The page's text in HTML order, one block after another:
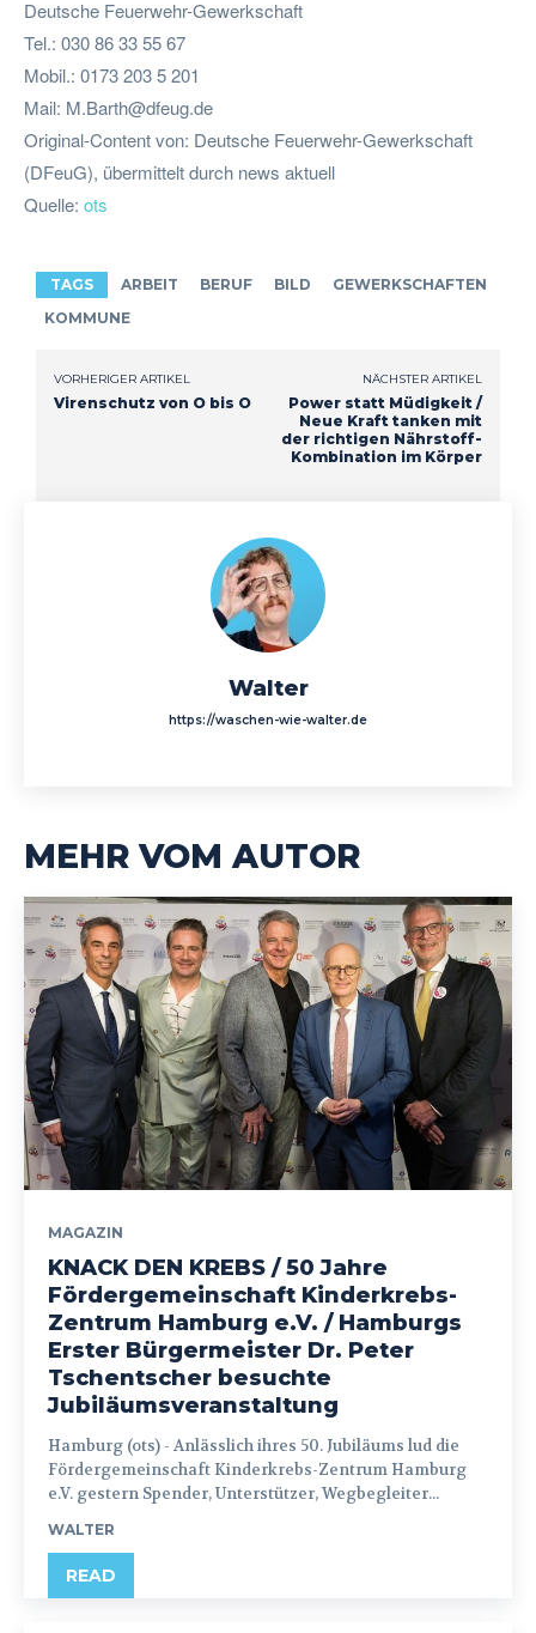
Deutsche Feuerwehr-Gewerkschaft
Tel.: 030 86 33 55 67
Mobil.: 0173 203 5 201
Mail: M.Barth@dfeug.de
Original-Content von: Deutsche Feuerwehr-Gewerkschaft
(DFeuG), übermittelt durch news aktuell
Quelle: ots
TAGS ARBEIT BERUF BILD
GEWERKSCHAFTEN
KOMMUNE
VORHERIGER ARTIKEL
Virenschutz von O bis O
NÄCHSTER ARTIKEL
Power statt Müdigkeit /
Neue Kraft tanken mit
der richtigen Nährstoff-
Kombination im Körper
Walter
https://waschen-wie-walter.de
MEHR VOM AUTOR
MAGAZIN
KNACK DEN KREBS / 50 Jahre
Fördergemeinschaft Kinderkrebs-
Zentrum Hamburg e.V. / Hamburgs
Erster Bürgermeister Dr. Peter
Tschentscher besuchte
Jubiläumsveranstaltung
Hamburg (ots) - Anlässlich ihres 50. Jubiläums lud die
Fördergemeinschaft Kinderkrebs-Zentrum Hamburg
e.V. gestern Spender, Unterstützer, Wegbegleiter...
WALTER
READ